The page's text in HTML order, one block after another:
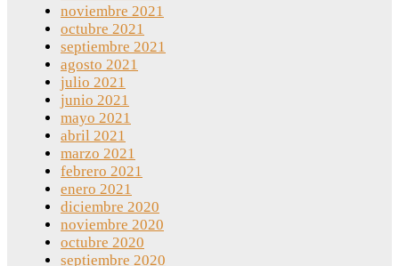
noviembre 2021
octubre 2021
septiembre 2021
agosto 2021
julio 2021
junio 2021
mayo 2021
abril 2021
marzo 2021
febrero 2021
enero 2021
diciembre 2020
noviembre 2020
octubre 2020
septiembre 2020